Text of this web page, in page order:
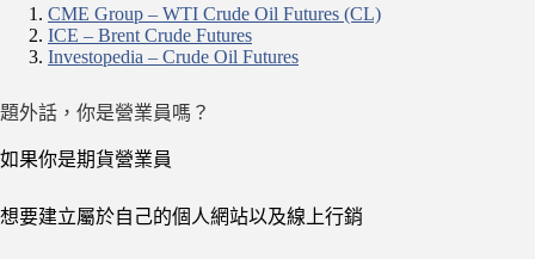
CME Group – WTI Crude Oil Futures (CL)
ICE – Brent Crude Futures
Investopedia – Crude Oil Futures
題外話，你是營業員嗎？
如果你是期貨營業員
想要建立屬於自己的個人網站以及線上行銷